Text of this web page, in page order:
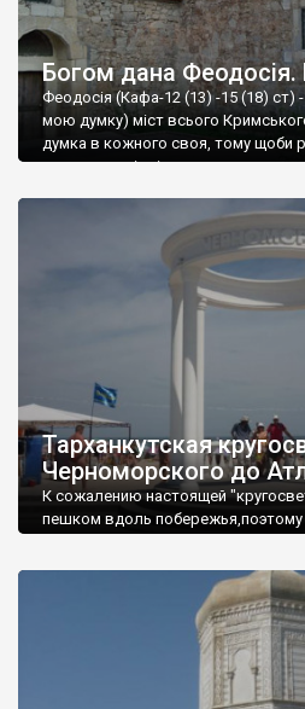
Богом дана Феодосія.
Феодосія (Кафа-12 (13) -15 (18) ст) -
мою думку) міст всього
думка в кожного своя, тому щоби
запрошую відвідати це
Тарханкутская
Черноморского до
К сожалению настоящей
пешком вдоль